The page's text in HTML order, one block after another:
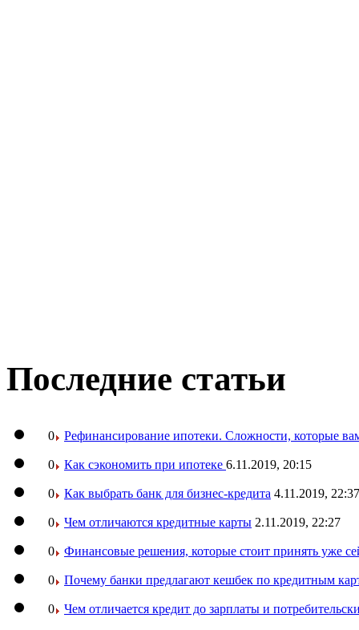
Последние статьи
0 Рефинансирование ипотеки. Сложности, которые
0 Как сэкономить при ипотеке 6.11.2019, 20:15
0 Как выбрать банк для бизнес-кредита 4.11.2019, 22:37
0 Чем отличаются кредитные карты 2.11.2019, 22:27
0 Финансовые решения, которые стоит принять уже
0 Почему банки предлагают кешбек по кредитным
0 Чем отличается кредит до зарплаты и